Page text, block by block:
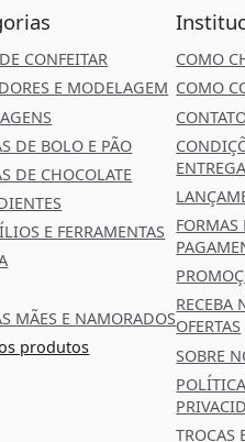
CONFEITAR
E MODELAGEM
DE BOLO E PÃO
DE CHOCOLATE
E FERRAMENTAS
MÃES E NAMORADOS
produtos
COMO
COMO
ENTREGA
FORMAS
RECEBA
OFERTAS
SOBRE
TROCAS